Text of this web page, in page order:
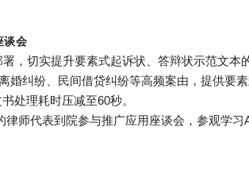
谈会
，切实提升要素式起诉状、答辩状示范文本
纠纷、民间借贷纠纷等高频案由，提供要
处理耗时压减至60秒。
师代表到院参与推广应用座谈会，参观学习